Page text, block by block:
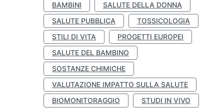
BAMBINI
SALUTE DELLA DONNA
SALUTE PUBBLICA
TOSSICOLOGIA
STILI DI VITA
PROGETTI EUROPEI
SALUTE DEL BAMBINO
SOSTANZE CHIMICHE
VALUTAZIONE IMPATTO SULLA SALUTE
BIOMONITORAGGIO
STUDI IN VIVO